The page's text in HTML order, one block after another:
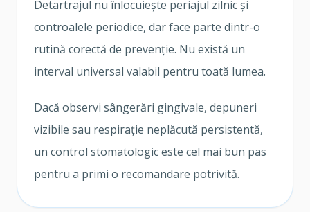
Detartrajul nu înlocuiește periajul zilnic și
controalele periodice, dar face parte dintr-o
rutină corectă de prevenție. Nu există un
interval universal valabil pentru toată lumea.
Dacă observi sângerări gingivale, depuneri
vizibile sau respirație neplăcută persistentă,
un control stomatologic este cel mai bun pas
pentru a primi o recomandare potrivită.